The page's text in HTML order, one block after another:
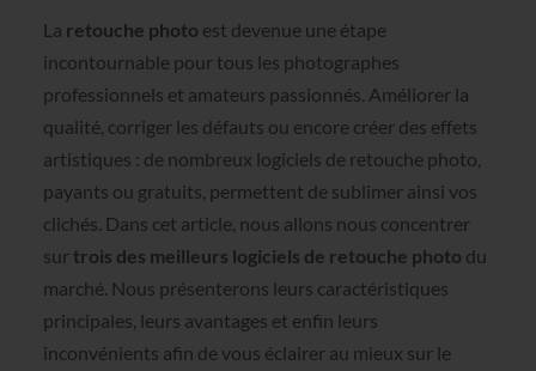
La retouche photo est devenue une étape
incontournable pour tous les photographes
professionnels et amateurs passionnés. Améliorer la
qualité, corriger les défauts ou encore créer des effets
artistiques : de nombreux logiciels de retouche photo,
payants ou gratuits, permettent de sublimer ainsi vos
clichés. Dans cet article, nous allons nous concentrer
surtrois des meilleurs logiciels de retouche photo du
marché. Nous présenterons leurs caractéristiques
principales, leurs avantages et enfin leurs
inconvénients afin de vous éclairer au mieux sur le